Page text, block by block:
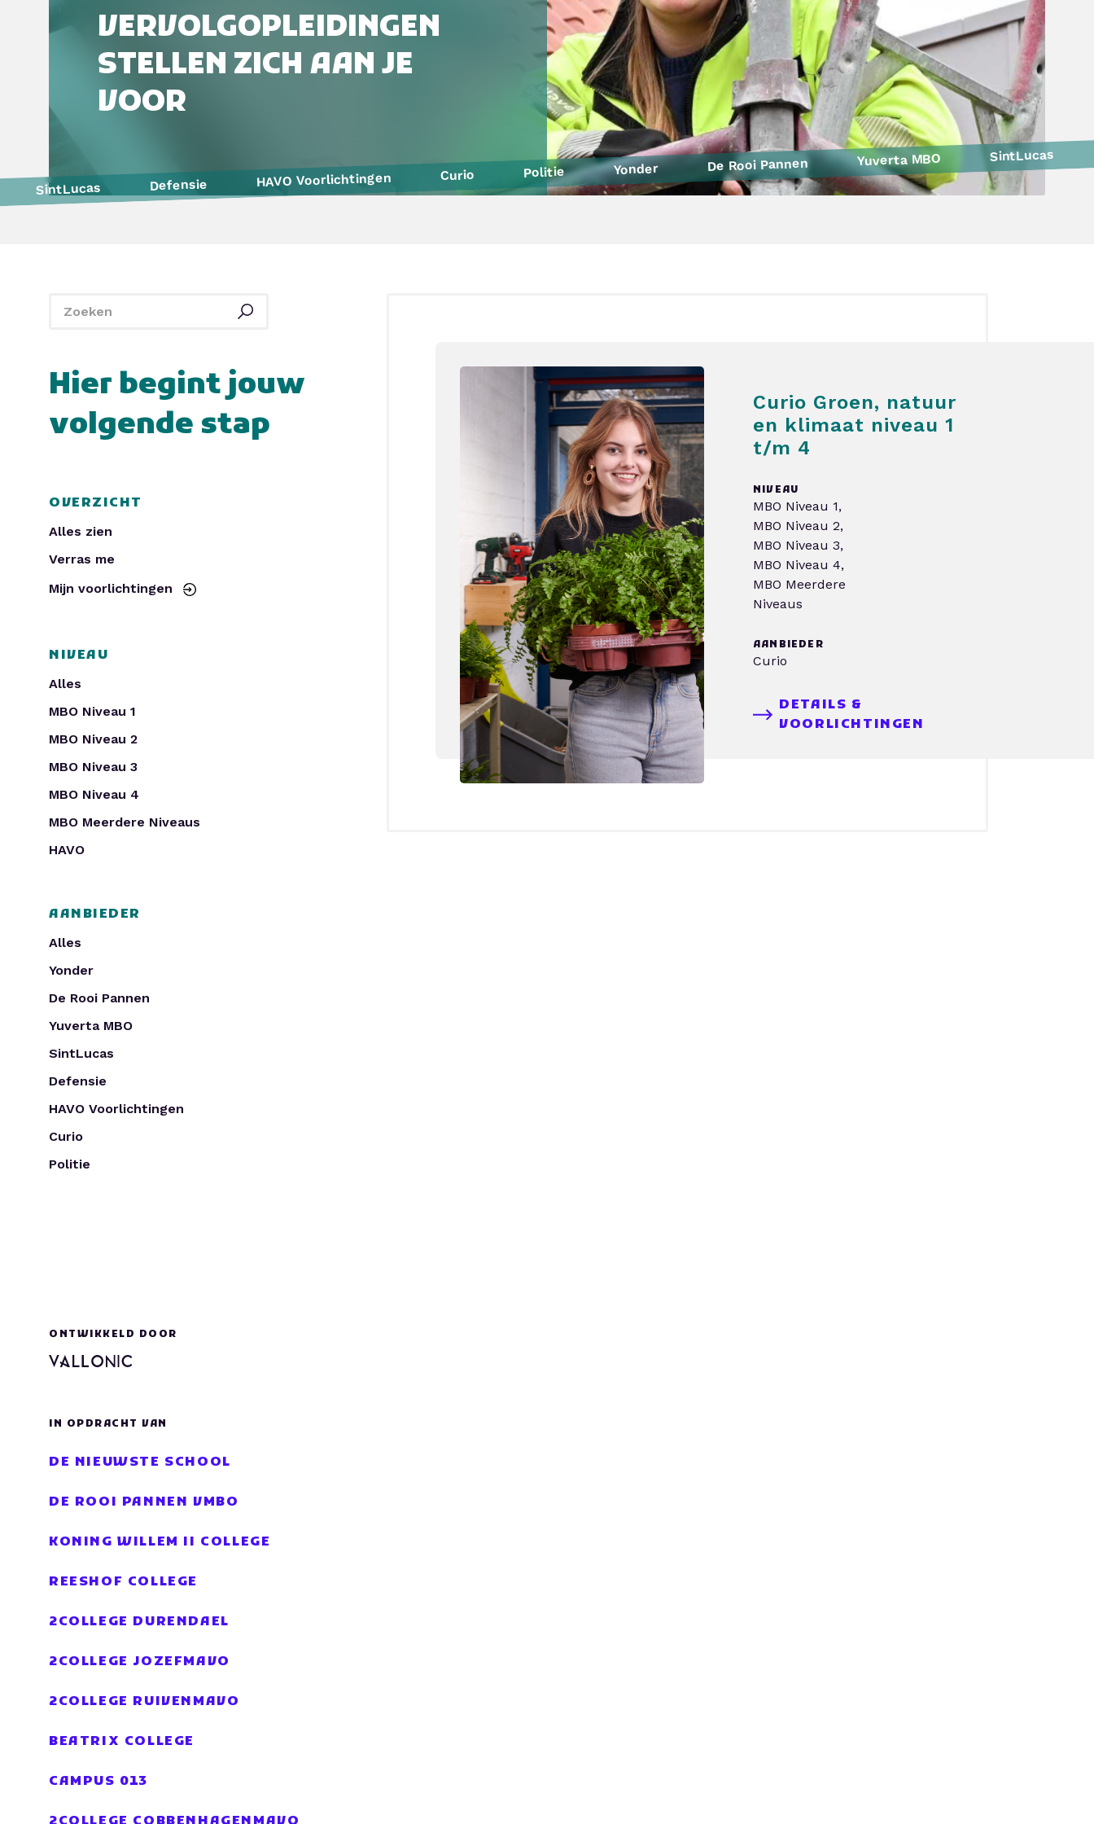
VERVOLGOPLEIDINGEN
STELLEN ZICH AAN JE
VOOR
SintLucas Defensie HAVO Voorlichtingen Curio Politie Yonder De Rooi Pannen Yuverta MBO SintLucas
De Rooi Pannen Yuverta MBO SintLucas Defensie HAVO Voorlichtingen Curio Politie
Hier begint jouw
volgende stap
OVERZICHT
Alles zien
Verras me
Mijn voorlichtingen
NIVEAU
Alles
MBO Niveau 1
MBO Niveau 2
MBO Niveau 3
MBO Niveau 4
MBO Meerdere Niveaus
HAVO
AANBIEDER
Alles
Yonder
De Rooi Pannen
Yuverta MBO
SintLucas
Defensie
HAVO Voorlichtingen
Curio
Politie
ONTWIKKELD DOOR
IN OPDRACHT VAN
DE NIEUWSTE SCHOOL
DE ROOI PANNEN VMBO
KONING WILLEM II COLLEGE
REESHOF COLLEGE
2COLLEGE DURENDAEL
2COLLEGE JOZEFMAVO
2COLLEGE RUIVENMAVO
BEATRIX COLLEGE
CAMPUS 013
Curio Groen, natuur
en klimaat niveau 1
t/m 4
NIVEAU
MBO Niveau 1,
MBO Niveau 2,
MBO Niveau 3,
MBO Niveau 4,
MBO Meerdere
Niveaus
AANBIEDER
Curio
DETAILS &
VOORLICHTINGEN